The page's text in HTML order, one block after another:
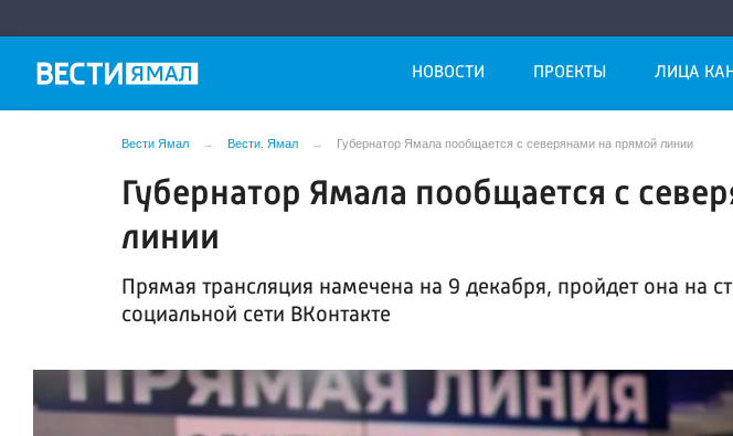
НОВОСТИ ПРОЕКТЫ ЛИЦА
Вести Ямал Вести. Ямал Губернатор Ямала пообщается с северянами на прямой линии
Губернатор Ямала пообщается с
линии
Прямая трансляция намечена на 9 декабря, пройдет она на
социальной сети ВКонтакте